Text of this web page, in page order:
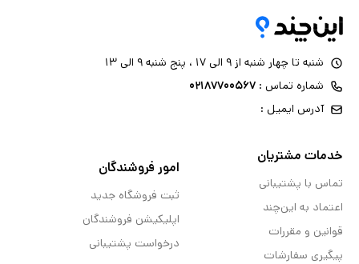
شنبه تا چهار شنبه از ۹ الی ۱۷ ، پنج شنبه ۹ الی ۱۳
شماره تماس : ۰۲۱۸۷۷۰۰۵۶۷
آدرس ایمیل :
خدمات مشتریان
تماس با پشتیبانی
اعتماد به این‌چند
قوانین و مقررات
پیگیری سفارشات
امور فروشندگان
ثبت فروشگاه جدید
اپلیکیشن فروشندگان
درخواست پشتیبانی